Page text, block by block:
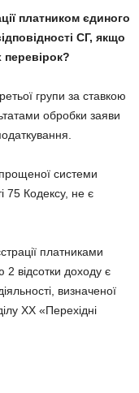
платником єдиного
СГ, якщо
групи за ставкою
обробки заяви
системи
75 Кодексу, не є
платниками
2 відсотки доходу є
визначеної
ХХ «Перехідні